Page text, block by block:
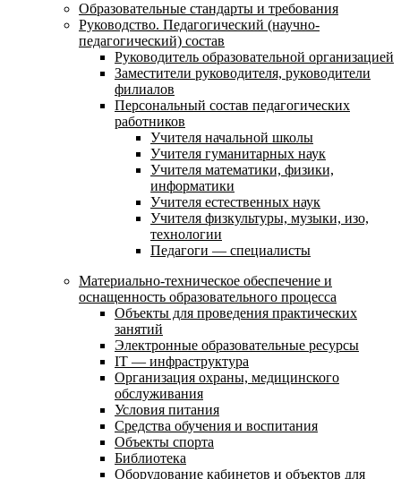
Образовательные стандарты и требования
Руководство. Педагогический (научно-
педагогический) состав
Руководитель образовательной организацией
Заместители руководителя, руководители
филиалов
Персональный состав педагогических
работников
Учителя начальной школы
Учителя гуманитарных наук
Учителя математики, физики,
информатики
Учителя естественных наук
Учителя физкультуры, музыки, изо,
технологии
Педагоги — специалисты
Материально-техническое обеспечение и
оснащенность образовательного процесса
Объекты для проведения практических
занятий
Электронные образовательные ресурсы
IT — инфраструктура
Организация охраны, медицинского
обслуживания
Условия питания
Средства обучения и воспитания
Объекты спорта
Библиотека
Оборудование кабинетов и объектов для